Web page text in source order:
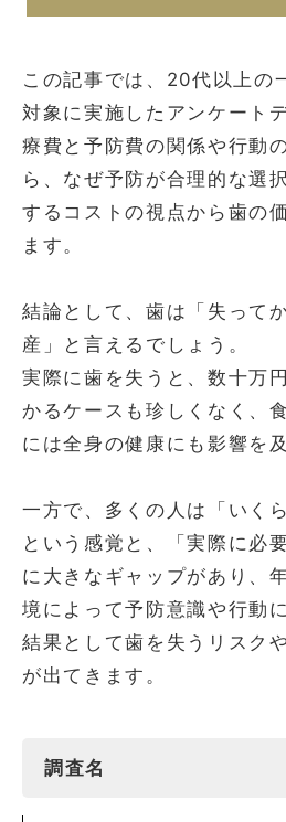
この記事では、20代以上の
対象に実施したアンケート
療費と予防費の関係や行動
ら、なぜ予防が合理的な選
するコストの視点から歯の
ます。
結論として、歯は「失って
産」と言えるでしょう。
実際に歯を失うと、数十万
かるケースも珍しくなく、
には全身の健康にも影響を
一方で、多くの人は「いく
という感覚と、「実際に必
に大きなギャップがあり、
境によって予防意識や行動
結果として歯を失うリスク
が出てきます。
調査名